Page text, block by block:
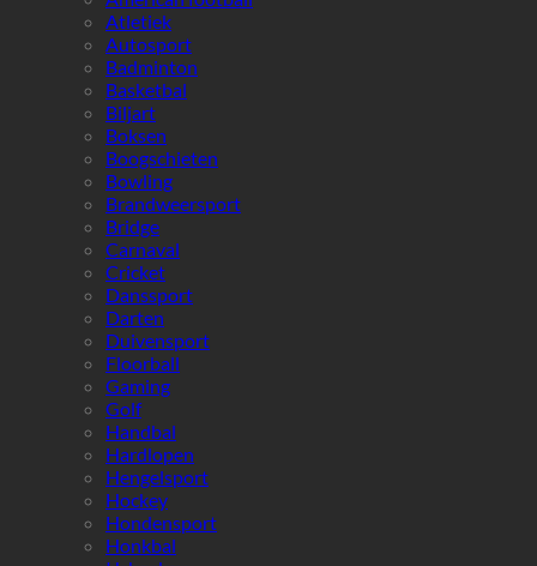
Atletiek
Autosport
Badminton
Basketbal
Biljart
Boksen
Boogschieten
Bowling
Brandweersport
Bridge
Carnaval
Cricket
Danssport
Darten
Duivensport
Floorball
Gaming
Golf
Handbal
Hardlopen
Hengelsport
Hockey
Hondensport
Honkbal